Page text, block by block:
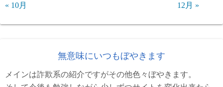
« 10月 12月 »
無意味にいつもぼやきます
メインは詐欺系の紹介ですがその他色々ぼやきます。